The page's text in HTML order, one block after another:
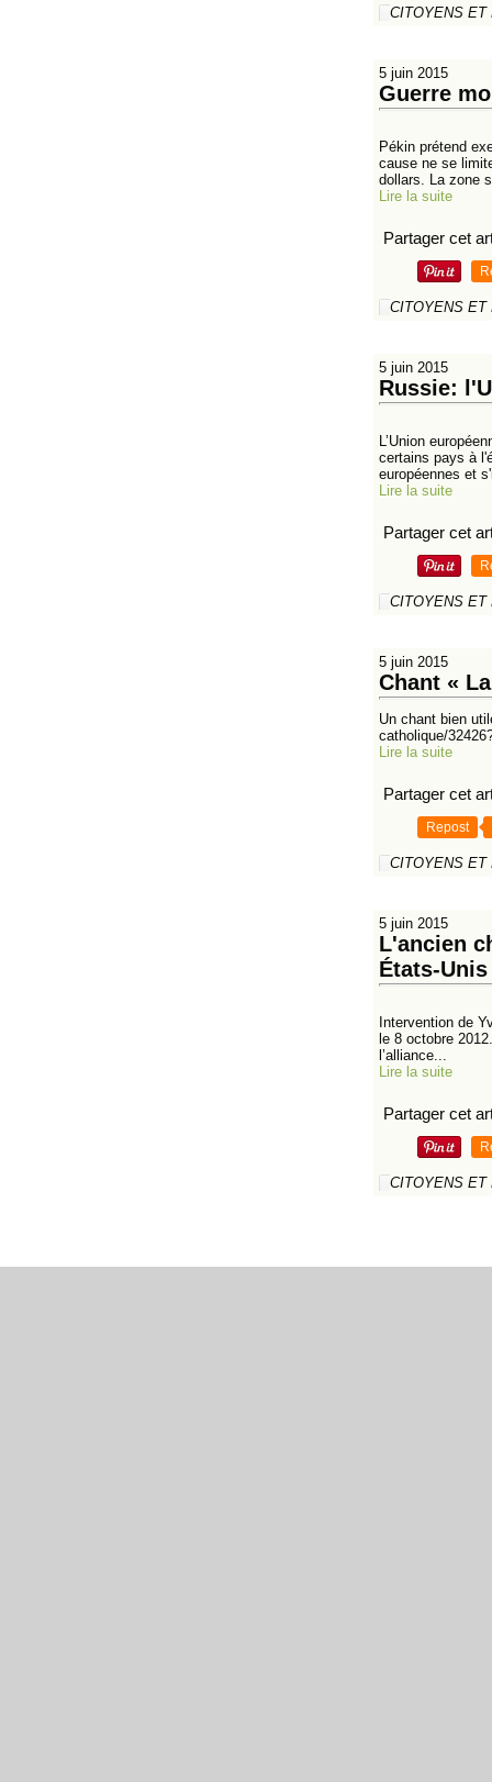
CITOYENS ET
5 juin 2015
Guerre
Pékin prétend
cause ne se
dollars. La zone
Lire la suite
Partager cet
CITOYENS ET
5 juin 2015
Russie:
L’Union
certains pays à
européennes et
Lire la suite
Partager cet
CITOYENS ET
5 juin 2015
Chant «
Un chant bien
catholique/
Lire la suite
Partager cet
Repost
CITOYENS ET
5 juin 2015
L'ancien
États-
Intervention de
le 8 octobre
l’alliance...
Lire la suite
Partager cet
CITOYENS ET